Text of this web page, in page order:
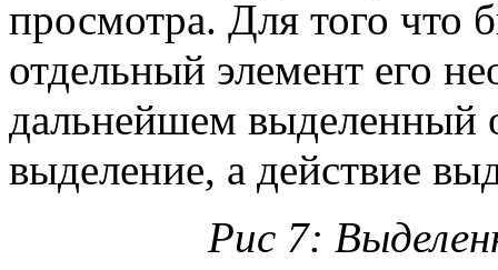
просмотра. Для того что
отдельный элемент его
дальнейшем выделенный
выделение, а действие
Рис 7: